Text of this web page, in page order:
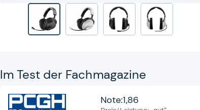
Im Test der Fach­ma­ga­zine
Note:1,86